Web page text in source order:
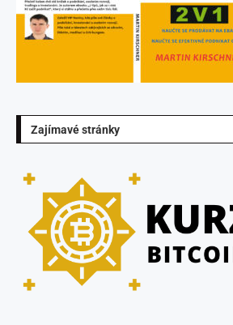
Zajímavé stránky